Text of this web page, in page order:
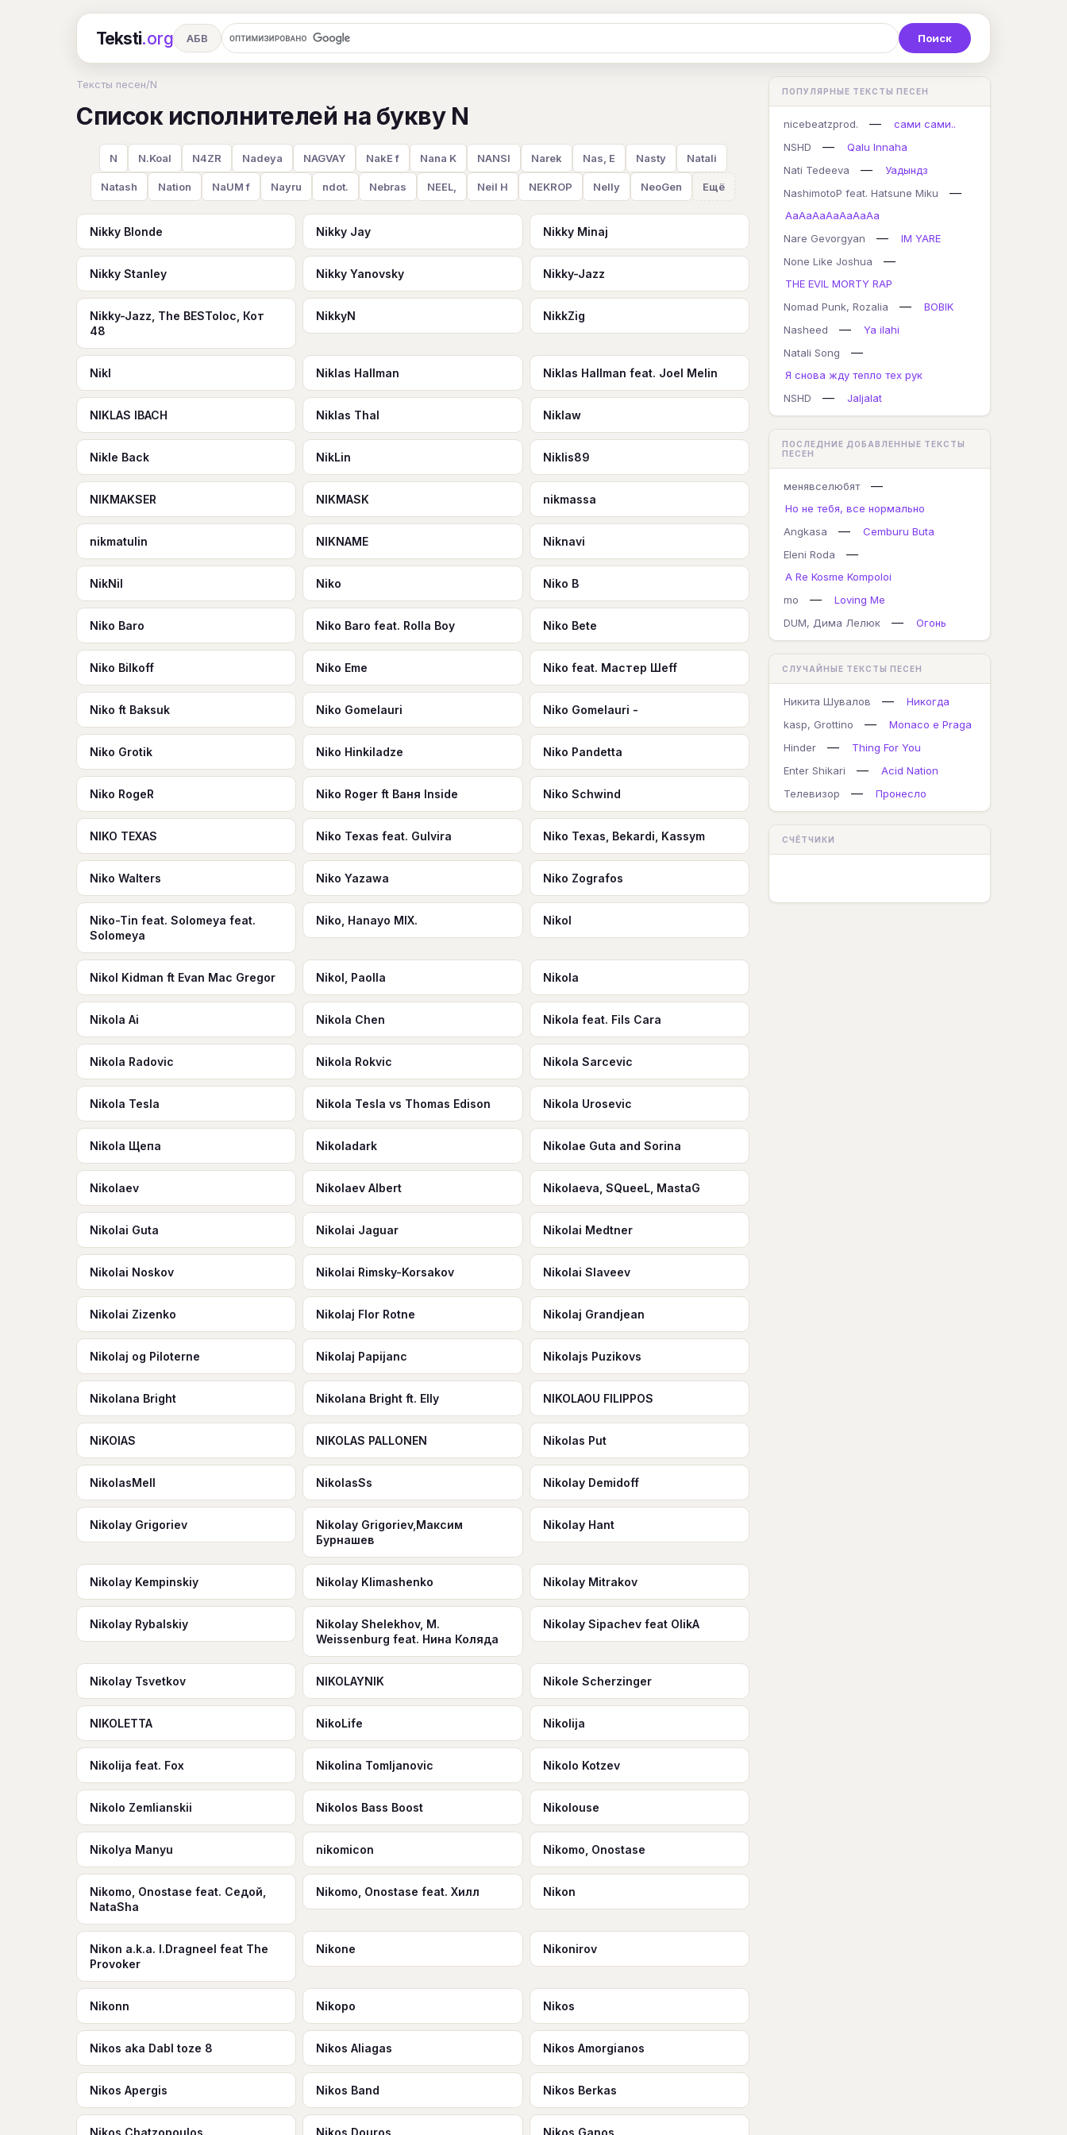
Teksti.org АБВ
С Т У Ф Х Ц
Ч Ш Э Ю Я En A B C D L M N O P Q
Тексты песен/N
Список исполнителей на букву N
N N.Koal N4ZR Nadeya NAGVAY NakE f Nana K NANSI Narek Nas, E Nasty Natali
Natash Nation NaUM f Nayru ndot. Nebras NEEL, Neil H NEKROP Nelly NeoGen Ещё
Nikky Blonde Nikky Jay Nikky Minaj
Nikky Stanley Nikky Yanovsky Nikky-Jazz
Nikky-Jazz, The BESToloc, Кот
48
NikkyN NikkZig
Nikl Niklas Hallman Niklas Hallman feat. Joel Melin
NIKLAS IBACH Niklas Thal Niklaw
Nikle Вack NikLin Niklis89
NIKMAKSER NIKMASK nikmassa
nikmatulin NIKNAME Niknavi
NikNil Niko Niko B
Niko Baro Niko Baro feat. Rolla Boy Niko Bete
Niko Bilkoff Niko Eme Niko feat. Мастер Шeff
Niko ft Baksuk Niko Gomelauri Niko Gomelauri -
Niko Grotik Niko Hinkiladze Niko Pandetta
Niko RogeR Niko Roger ft Ваня Inside Niko Schwind
NIKO TEXAS Niko Texas feat. Gulvira Niko Texas, Bekardi, Kassym
Niko Walters Niko Yazawa Niko Zografos
Niko-Tin feat. Solomeya feat.
Solomeya
Niko, Hanayo MIX. Nikol
Nikol Kidman ft Evan Mac Gregor Nikol, Paolla Nikola
Nikola Ai Nikola Chen Nikola feat. Fils Cara
Nikola Radovic Nikola Rokvic Nikola Sarcevic
Nikola Tesla Nikola Tesla vs Thomas Edison Nikola Urosevic
Nikola Щепа Nikoladark Nikolae Guta and Sorina
Nikolaev Nikolaev Albert Nikolaeva, SQueeL, MastaG
Nikolai Guta Nikolai Jaguar Nikolai Medtner
Nikolai Noskov Nikolai Rimsky-Korsakov Nikolai Slaveev
Nikolai Zizenko Nikolaj Flor Rotne Nikolaj Grandjean
Nikolaj og Piloterne Nikolaj Papijanc Nikolajs Puzikovs
Nikolana Bright Nikolana Bright ft. Elly NIKOLAOU FILIPPOS
NiKOlAS NIKOLAS PALLONEN Nikolas Put
NikolasMell NikolasSs Nikolay Demidoff
Nikolay Grigoriev
Nikolay Grigoriev,Максим
Бурнашев
Nikolay Hant
Nikolay Kempinskiy Nikolay Klimashenko Nikolay Mitrakov
Nikolay Rybalskiy
Nikolay Shelekhov, M.
Weissenburg feat. Нина Коляда
Nikolay Sipachev feat OlikA
Nikolay Tsvetkov NIKOLAYNIK Nikole Scherzinger
NIKOLETTA NikoLife Nikolija
Nikolija feat. Fox Nikolina Tomljanovic Nikolo Kotzev
Nikolo Zemlianskii Nikolos Bass Boost Nikolouse
Nikolya Manyu nikomicon Nikomo, Onostase
Nikomo, Onostase feat. Седой,
NataSha
Nikomo, Onostase feat. Хилл Nikon
Nikon a.k.a. I.Dragneel feat The
Provoker
Nikone Nikonirov
Nikonn Nikopo Nikos
Nikos aka Dabl toze 8 Nikos Aliagas Nikos Amorgianos
Nikos Apergis Nikos Band Nikos Berkas
Nikos Chatzopoulos Nikos Douros Nikos Ganos
ПОПУЛЯРНЫЕ ТЕКСТЫ ПЕСЕН
nicebeatzprod. —
сами сами..
NSHD
—
Qalu Innaha
Nati Tedeeva
—
Уадындз
NashimotoP feat. Hatsune Miku
—
AaAaAaAaAaAaAa
Nare Gevorgyan
—
IM YARE
None Like Joshua
—
THE EVIL MORTY RAP
Nomad Punk, Rozalia
—
BOBIK
Nasheed
—
Ya ilahi
Natali Song
—
Я снова жду тепло тех рук
NSHD
— Jaljalat
ПОСЛЕДНИЕ ДОБАВЛЕННЫЕ ТЕКСТЫ
ПЕСЕН
менявселюбят —
Но не тебя, все нормально
Angkasa
—
Cemburu Buta
Eleni Roda
—
A Re Kosme Kompoloi
mo
—
Loving Me
DUM, Дима Лелюк
— Огонь
СЛУЧАЙНЫЕ ТЕКСТЫ ПЕСЕН
Никита Шувалов —
Никогда
kasp, Grottino
—
Monaco e Praga
Hinder
—
Thing For You
Enter Shikari
—
Acid Nation
Телевизор
— Пронесло
СЧЁТЧИКИ